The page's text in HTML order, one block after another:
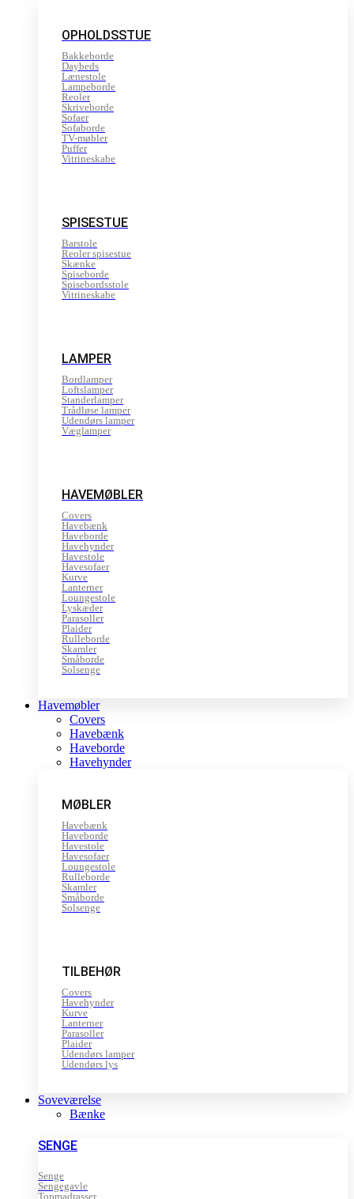
OPHOLDSSTUE
Bakkeborde
Daybeds
Lænestole
Lampeborde
Reoler
Skriveborde
Sofaer
Sofaborde
TV-møbler
Puffer
Vitrineskabe
SPISESTUE
Barstole
Reoler spisestue
Skænke
Spiseborde
Spisebordsstole
Vitrineskabe
LAMPER
Bordlamper
Loftslamper
Standerlamper
Trådløse lamper
Udendørs lamper
Væglamper
HAVEMØBLER
Covers
Havebænk
Haveborde
Havehynder
Havestole
Havesofaer
Kurve
Lanterner
Loungestole
Lyskæder
Parasoller
Plaider
Rulleborde
Skamler
Småborde
Solsenge
Havemøbler
Covers
Havebænk
Haveborde
Havehynder
MØBLER
Havebænk
Haveborde
Havestole
Havesofaer
Loungestole
Rulleborde
Skamler
Småborde
Solsenge
TILBEHØR
Covers
Havehynder
Kurve
Lanterner
Parasoller
Plaider
Udendørs lamper
Udendørs lys
Soveværelse
Bænke
SENGE
Senge
Sengegavle
Topmadrasser